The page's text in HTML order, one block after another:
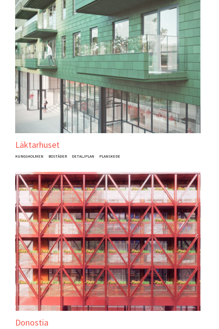
Läktarhuset
KUNGSHOLMEN BOSTÄDER DETALJPLAN PLANSKEDE
Donostia